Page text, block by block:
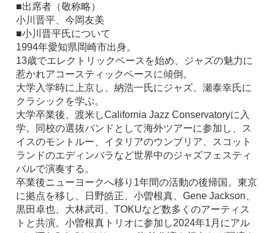
■出席者（敬称略）
小川晋平、今岡友美
■小川晋平氏について
1994年愛知県岡崎市出身。
13歳でエレクトリックベースを始め、ジャズの魅力に
惹かれアコースティックベースに傾倒。
大学入学時に上京し、納浩一氏にジャズ、瀬泰幸氏に
クラシックを学ぶ。
大学卒業後、渡米しCalifornia Jazz Conservatoryに入
学。同校の選抜バンドとして海外ツアーに参加し、ス
イスのモントルー、イタリアのウンブリア、スコット
ランドのエディンバラなど世界中のジャズフェスティ
バルで演奏する。
卒業後ニューヨークへ移り1年間の活動の後帰国。東京
に拠点を移し、日野皓正、小曽根真、Gene Jackson、
黒田卓也、大林武司、TOKUなど数多くのアーティス
トと共演。小曽根真トリオに参加し2024年1月にアル